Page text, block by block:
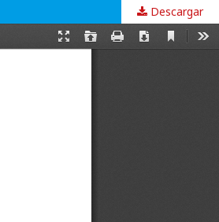
Descargar